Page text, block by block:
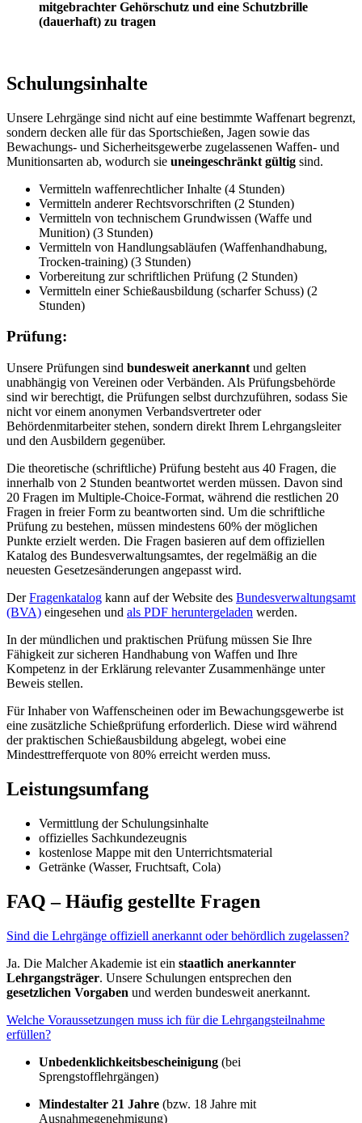
mitgebrachter Gehörschutz und eine Schutzbrille
(dauerhaft) zu tragen
Schulungsinhalte
Unsere Lehrgänge sind nicht auf eine bestimmte Waffenart begrenzt,
sondern decken alle für das Sportschießen, Jagen sowie das
Bewachungs- und Sicherheitsgewerbe zugelassenen Waffen- und
Munitionsarten ab, wodurch sie uneingeschränkt gültig sind.
Vermitteln waffenrechtlicher Inhalte (4 Stunden)
Vermitteln anderer Rechtsvorschriften (2 Stunden)
Vermitteln von technischem Grundwissen (Waffe und
Munition) (3 Stunden)
Vermitteln von Handlungsabläufen (Waffenhandhabung,
Trocken-training) (3 Stunden)
Vorbereitung zur schriftlichen Prüfung (2 Stunden)
Vermitteln einer Schießausbildung (scharfer Schuss) (2
Stunden)
Prüfung:
Unsere Prüfungen sind bundesweit anerkannt und gelten
unabhängig von Vereinen oder Verbänden. Als Prüfungsbehörde
sind wir berechtigt, die Prüfungen selbst durchzuführen, sodass Sie
nicht vor einem anonymen Verbandsvertreter oder
Behördenmitarbeiter stehen, sondern direkt Ihrem Lehrgangsleiter
und den Ausbildern gegenüber.
Die theoretische (schriftliche) Prüfung besteht aus 40 Fragen, die
innerhalb von 2 Stunden beantwortet werden müssen. Davon sind
20 Fragen im Multiple-Choice-Format, während die restlichen 20
Fragen in freier Form zu beantworten sind. Um die schriftliche
Prüfung zu bestehen, müssen mindestens 60% der möglichen
Punkte erzielt werden. Die Fragen basieren auf dem offiziellen
Katalog des Bundesverwaltungsamtes, der regelmäßig an die
neuesten Gesetzesänderungen angepasst wird.
DerFragenkatalog kann auf der Website des Bundesverwaltungsamt
(BVA) eingesehen und als PDF heruntergeladen werden.
In der mündlichen und praktischen Prüfung müssen Sie Ihre
Fähigkeit zur sicheren Handhabung von Waffen und Ihre
Kompetenz in der Erklärung relevanter Zusammenhänge unter
Beweis stellen.
Für Inhaber von Waffenscheinen oder im Bewachungsgewerbe ist
eine zusätzliche Schießprüfung erforderlich. Diese wird während
der praktischen Schießausbildung abgelegt, wobei eine
Mindesttrefferquote von 80% erreicht werden muss.
Leistungsumfang
Vermittlung der Schulungsinhalte
offizielles Sachkundezeugnis
kostenlose Mappe mit den Unterrichtsmaterial
Getränke (Wasser, Fruchtsaft, Cola)
FAQ – Häufig gestellte Fragen
Sind die Lehrgänge offiziell anerkannt oder behördlich zugelassen?
Ja. Die Malcher Akademie ist ein staatlich anerkannter
Lehrgangsträger. Unsere Schulungen entsprechen den
gesetzlichen Vorgaben und werden bundesweit anerkannt.
Welche Voraussetzungen muss ich für die Lehrgangsteilnahme
erfüllen?
Unbedenklichkeitsbescheinigung (bei
Sprengstofflehrgängen)
Mindestalter 21 Jahre (bzw. 18 Jahre mit
Ausnahmegenehmigung)